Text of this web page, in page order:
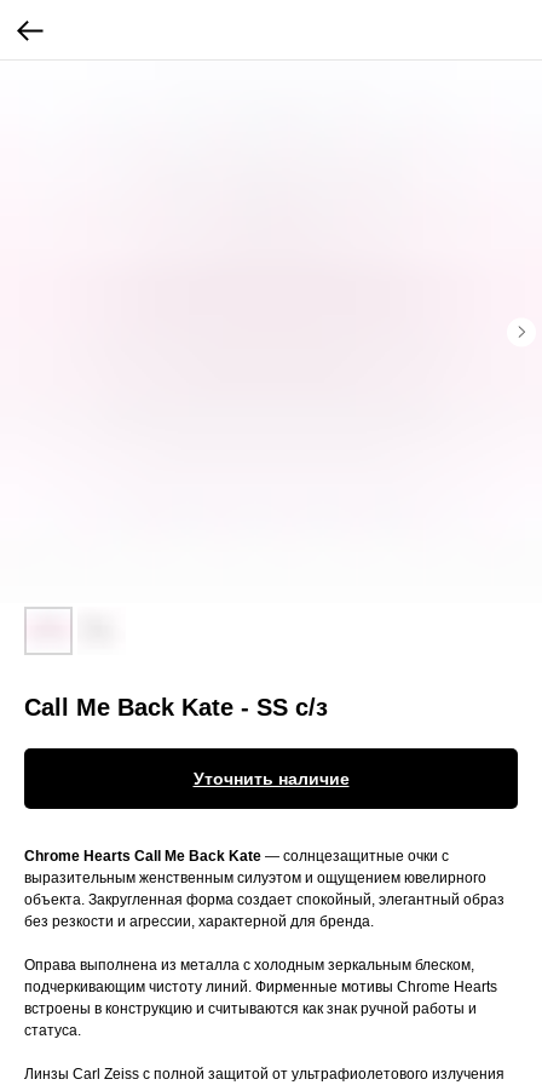
Call Me Back Kate - SS с/з
Уточнить наличие
Chrome Hearts Call Me Back Kate — солнцезащитные очки с
выразительным женственным силуэтом и ощущением ювелирного
объекта. Закругленная форма создает спокойный, элегантный образ
без резкости и агрессии, характерной для бренда.
Оправа выполнена из металла с холодным зеркальным блеском,
подчеркивающим чистоту линий. Фирменные мотивы Chrome Hearts
встроены в конструкцию и считываются как знак ручной работы и
статуса.
Линзы Carl Zeiss с полной защитой от ультрафиолетового излучения